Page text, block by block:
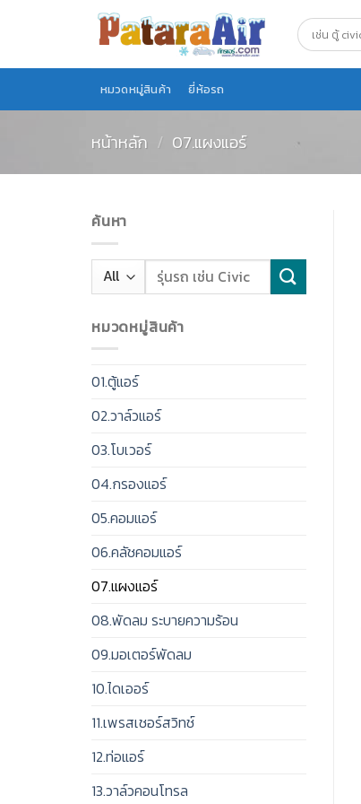
หมวดหมู่สินค้า ยี่ห้อรถ
หน้าหลัก / 07.แผงแอร์
ค้นหา
หมวดหมู่สินค้า
01.ตู้แอร์
02.วาล์วแอร์
03.โบเวอร์
04.กรองแอร์
05.คอมแอร์
06.คลัชคอมแอร์
07.แผงแอร์
08.พัดลม ระบายความร้อน
09.มอเตอร์พัดลม
10.ไดเออร์
11.เพรสเชอร์สวิทช์
12.ท่อแอร์
13.วาล์วคอนโทรล